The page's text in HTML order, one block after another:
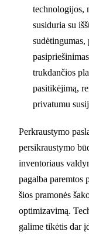
technologijos,
susiduria su
trukdančios
pasitikėjimą,
privatumu
Perkraustymo
persikraustymo
inventoriaus
pagalba paremtos
šios pramonės
optimizavimą.
galime tikėtis dar